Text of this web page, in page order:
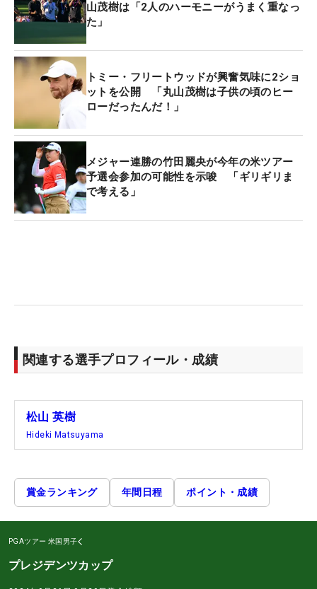
山茂樹は「2人のハーモニーがうまく重なっ
た」
トミー・フリートウッドが興奮気味に2ショ
ットを公開 「丸山茂樹は子供の頃のヒー
ローだったんだ！」
メジャー連勝の竹田麗央が今年の米ツアー
予選会参加の可能性を示唆 「ギリギリま
で考える」
関連する選手プロフィール・成績
松山 英樹
Hideki Matsuyama
賞金ランキング 年間日程 ポイント・成績
PGAツアー 米国男子
プレジデンツカップ